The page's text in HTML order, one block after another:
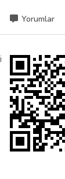
Yorumlar